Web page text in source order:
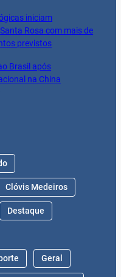
iniciam
Rosa com mais de
previstos
Brasil após
na China
Clóvis Medeiros
Destaque
Geral